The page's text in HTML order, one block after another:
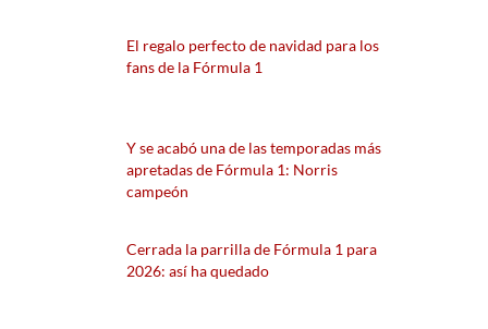
El regalo perfecto de navidad para los
fans de la Fórmula 1
Y se acabó una de las temporadas más
apretadas de Fórmula 1: Norris
campeón
Cerrada la parrilla de Fórmula 1 para
2026: así ha quedado